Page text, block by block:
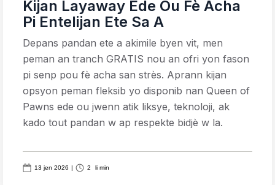
Kijan Layaway Ede Ou Fè Acha
Pi Entelijan Ete Sa A
Depans pandan ete a akimile byen vit, men
peman an tranch GRATIS nou an ofri yon fason
pi senp pou fè acha san strès. Aprann kijan
opsyon peman fleksib yo disponib nan Queen of
Pawns ede ou jwenn atik liksye, teknoloji, ak
kado tout pandan w ap respekte bidjè w la.
13 jen 2026 | 2 li min